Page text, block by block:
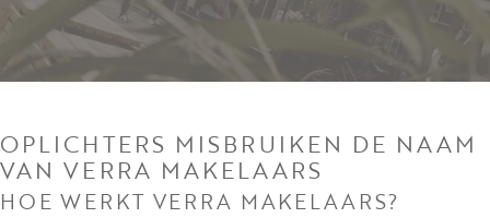
OPLICHTERS MISBRUIKEN DE NAAM
VAN VERRA MAKELAARS
HOE WERKT VERRA MAKELAARS?
For rental
Shortstay
Rented
SERVICES